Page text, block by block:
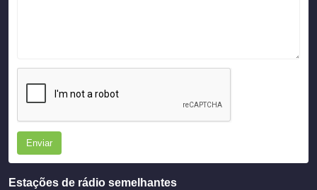
Enviar
Estações de rádio semelhantes